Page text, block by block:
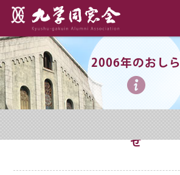
2006年のおしら
せ